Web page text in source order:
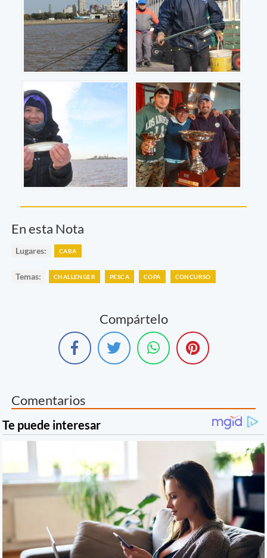
En esta Nota
Lugares: CABA
Temas: CHALLENGER PESCA COPA CONCURSO
Compártelo
Comentarios